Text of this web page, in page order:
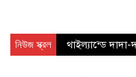
নিউজ স্ক্রল থাইল্যান্ডে